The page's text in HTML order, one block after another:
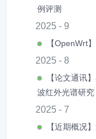
例评测
2025 - 9
【OpenWrt
2025 - 8
【论文通讯
波红外光谱研究
2025 - 7
【近期概况